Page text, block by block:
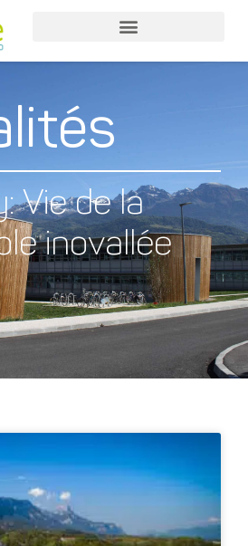
Vie de la
inovallée